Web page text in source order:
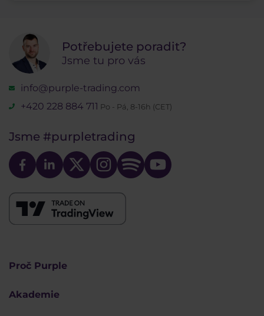
Potřebujete poradit?
Jsme tu pro vás
info@purple-trading.com
+420 228 884 711 Po - Pá, 8-16h (CET)
Jsme #purpletrading
Proč Purple
Akademie